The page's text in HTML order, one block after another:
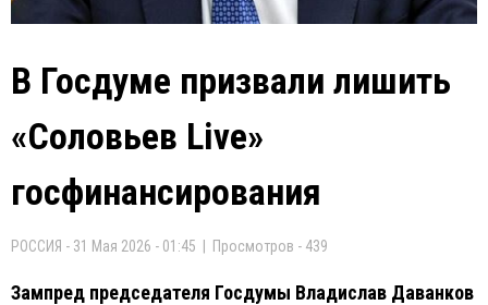
В Госдуме призвали лишить
«Соловьев Live»
госфинансирования
РОССИЯ - 31 Мая 2026 - 01:45 | Просмотров - 439
Зампред председателя Госдумы Владислав Даванков